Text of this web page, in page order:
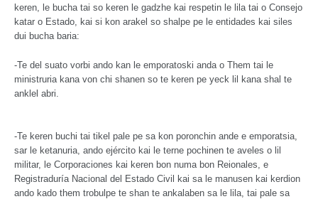
keren, le bucha tai so keren le gadzhe kai respetin le lila tai o Consejo
katar o Estado, kai si kon arakel so shalpe pe le entidades kai siles
dui bucha baria:
-Te del suato vorbi ando kan le emporatoski anda o Them tai le
ministruria kana von chi shanen so te keren pe yeck lil kana shal te
anklel abri.
-Te keren buchi tai tikel pale pe sa kon poronchin ande e emporatsia,
sar le ketanuria, ando ejército kai le terne pochinen te aveles o lil
militar, le Corporaciones kai keren bon numa bon Reionales, e
Registraduría Nacional del Estado Civil kai sa le manusen kai kerdion
ando kado them trobulpe te shan te ankalaben sa le lila, tai pale sa